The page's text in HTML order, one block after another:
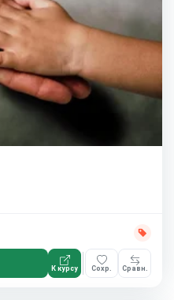
К курсу Сохр. Сравн.